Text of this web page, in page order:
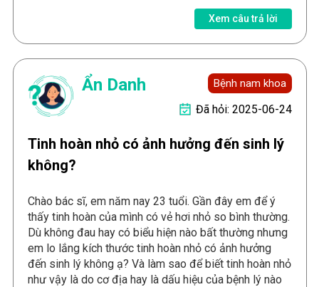
Xem câu trả lời
Ẩn Danh Bệnh nam khoa
Đã hỏi: 2025-06-24
Tinh hoàn nhỏ có ảnh hưởng đến sinh lý
không?
Chào bác sĩ, em năm nay 23 tuổi. Gần đây em để ý
thấy tinh hoàn của mình có vẻ hơi nhỏ so bình thường.
Dù không đau hay có biểu hiện nào bất thường nhưng
em lo lắng kích thước tinh hoàn nhỏ có ảnh hưởng
đến sinh lý không ạ? Và làm sao để biết tinh hoàn nhỏ
như vậy là do cơ địa hay là dấu hiệu của bệnh lý nào